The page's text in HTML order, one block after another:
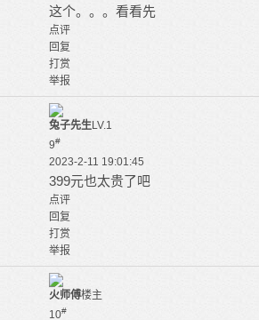
这个。。。看看先
点评
回复
打赏
举报
兔子先生LV.1
9#
2023-2-11 19:01:45
399元也太贵了吧
点评
回复
打赏
举报
火师傅楼主
10#